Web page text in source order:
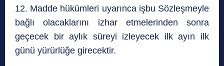
12. Madde hükümleri uyarınca işbu Sözleşmeyle
bağlı olacaklarını izhar etmelerinden sonra
geçecek bir aylık süreyi izleyecek ilk ayın ilk
günü yürürlüğe girecektir.